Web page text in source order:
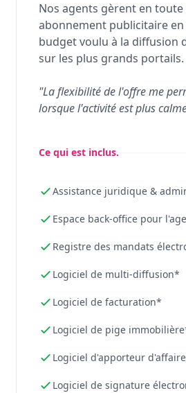
Nos agents gèrent en
abonnement publicitaire
budget voulu à la diffusion
sur les plus grands portails.
"La flexibilité de l'offre me
lorsque l'activité est plus
Ce qui est inclus.
Assistance juridique &
Espace back-office pour
Registre des mandats
Logiciel de multi-diffusion*
Logiciel de facturation*
Logiciel de pige
Logiciel d'apporteur
Logiciel de signature